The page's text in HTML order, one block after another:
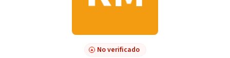
No verificado